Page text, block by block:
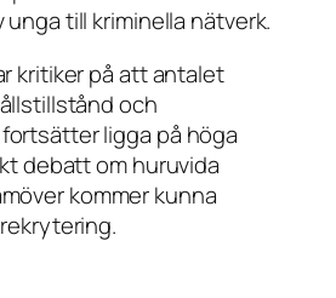
till kriminella nätverk.
kritiker på att antalet
och
ligga på höga
debatt om huruvida
kommer kunna